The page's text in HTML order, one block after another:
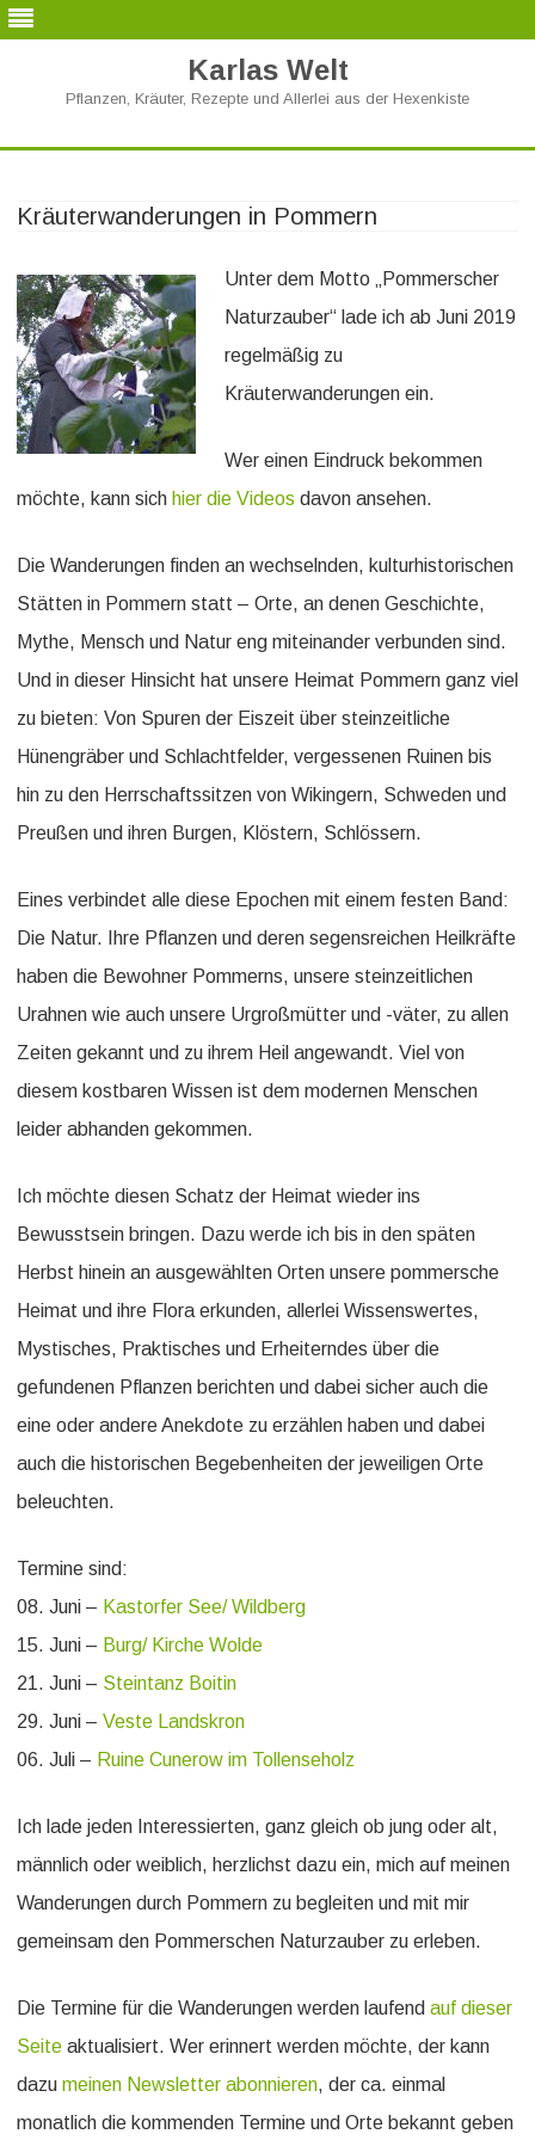
Karlas Welt
Pflanzen, Kräuter, Rezepte und Allerlei aus der Hexenkiste
Kräuterwanderungen in Pommern
Unter dem Motto „Pommerscher
Naturzauber“ lade ich ab Juni 2019
regelmäßig zu
Kräuterwanderungen ein.
Wer einen Eindruck bekommen
möchte, kann sich hier die Videos davon ansehen.
Die Wanderungen finden an wechselnden, kulturhistorischen
Stätten in Pommern statt – Orte, an denen Geschichte,
Mythe, Mensch und Natur eng miteinander verbunden sind.
Und in dieser Hinsicht hat unsere Heimat Pommern ganz viel
zu bieten: Von Spuren der Eiszeit über steinzeitliche
Hünengräber und Schlachtfelder, vergessenen Ruinen bis
hin zu den Herrschaftssitzen von Wikingern, Schweden und
Preußen und ihren Burgen, Klöstern, Schlössern.
Eines verbindet alle diese Epochen mit einem festen Band:
Die Natur. Ihre Pflanzen und deren segensreichen Heilkräfte
haben die Bewohner Pommerns, unsere steinzeitlichen
Urahnen wie auch unsere Urgroßmütter und -väter, zu allen
Zeiten gekannt und zu ihrem Heil angewandt. Viel von
diesem kostbaren Wissen ist dem modernen Menschen
leider abhanden gekommen.
Ich möchte diesen Schatz der Heimat wieder ins
Bewusstsein bringen. Dazu werde ich bis in den späten
Herbst hinein an ausgewählten Orten unsere pommersche
Heimat und ihre Flora erkunden, allerlei Wissenswertes,
Mystisches, Praktisches und Erheiterndes über die
gefundenen Pflanzen berichten und dabei sicher auch die
eine oder andere Anekdote zu erzählen haben und dabei
auch die historischen Begebenheiten der jeweiligen Orte
beleuchten.
Termine sind:
08. Juni – Kastorfer See/ Wildberg
15. Juni – Burg/ Kirche Wolde
21. Juni – Steintanz Boitin
29. Juni – Veste Landskron
06. Juli – Ruine Cunerow im Tollenseholz
Ich lade jeden Interessierten, ganz gleich ob jung oder alt,
männlich oder weiblich, herzlichst dazu ein, mich auf meinen
Wanderungen durch Pommern zu begleiten und mit mir
gemeinsam den Pommerschen Naturzauber zu erleben.
Die Termine für die Wanderungen werden laufend auf dieser
Seite aktualisiert. Wer erinnert werden möchte, der kann
dazu meinen Newsletter abonnieren, der ca. einmal
monatlich die kommenden Termine und Orte bekannt geben